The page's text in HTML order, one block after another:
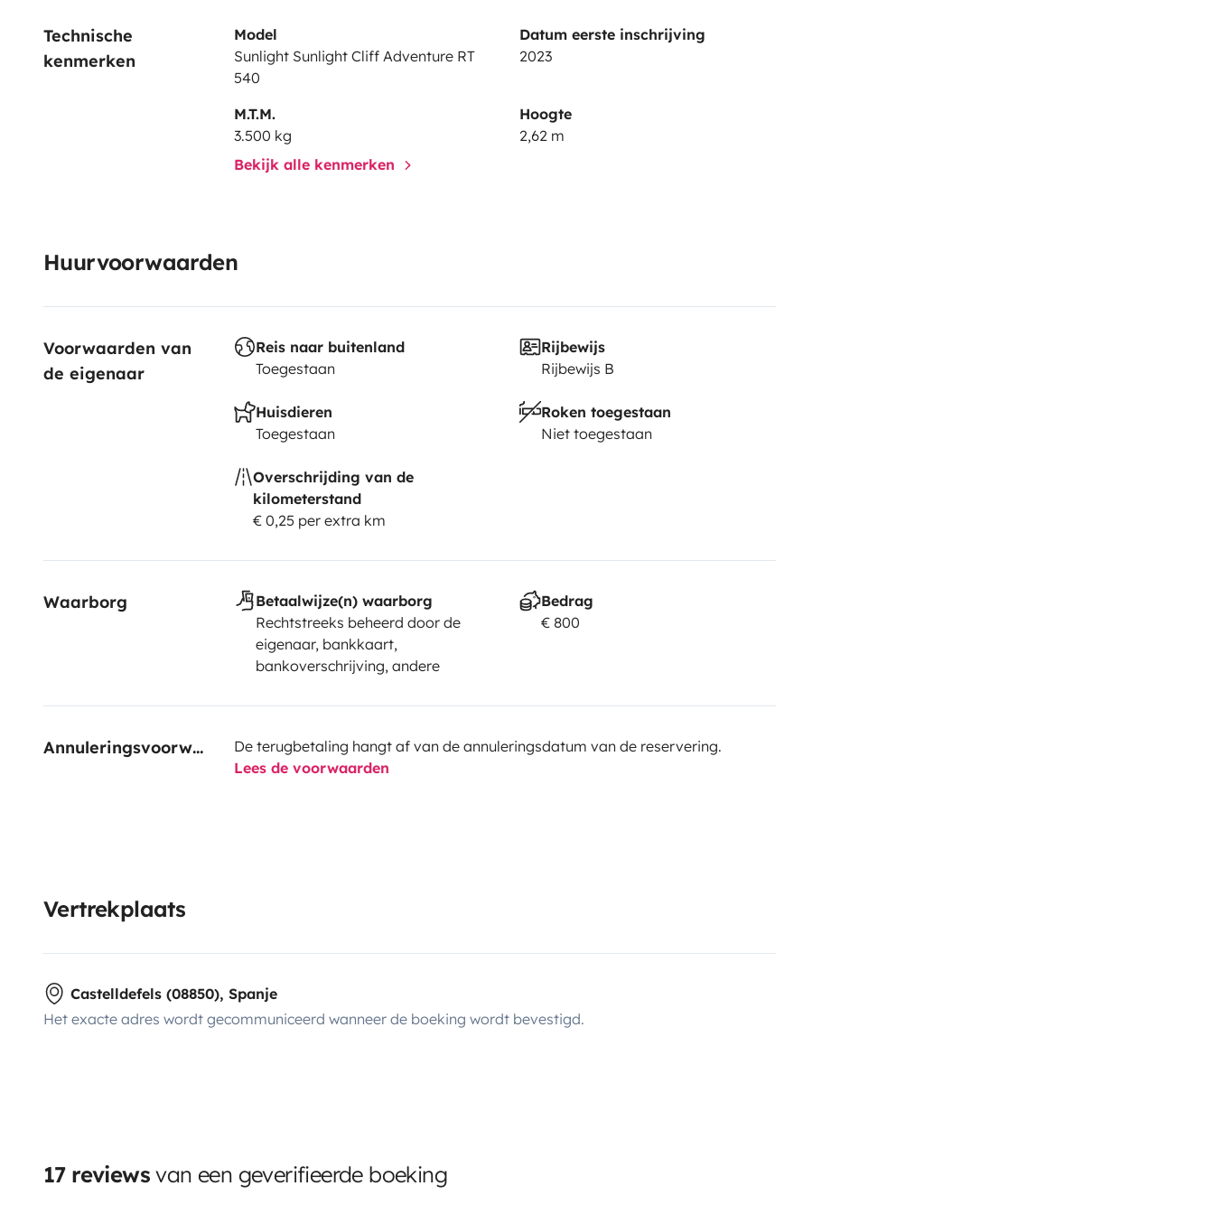
vehicle must be returned in the same clean condition. Otherwise, an additional
cleaning fee will be charged.
Technische
kenmerken
Model
Sunlight Sunlight Cliff Adventure RT
540
Datum eerste inschrijving
2023
M.T.M.
3.500 kg
Hoogte
2,62 m
Bekijk alle kenmerken
Huurvoorwaarden
Voorwaarden van
de eigenaar
Reis naar buitenland
Toegestaan
Rijbewijs
Rijbewijs B
Huisdieren
Toegestaan
Roken toegestaan
Niet toegestaan
Overschrijding van de
kilometerstand
€ 0,25 per extra km
Waarborg
Betaalwijze(n) waarborg
Rechtstreeks beheerd door de
eigenaar, bankkaart,
bankoverschrijving, andere
Bedrag
€ 800
Annuleringsvoorwaarden
De terugbetaling hangt af van de annuleringsdatum van de reservering.
Lees de voorwaarden
Vertrekplaats
Castelldefels (08850), Spanje
Het exacte adres wordt gecommuniceerd wanneer de boeking wordt bevestigd.
17 reviews van een geverifieerde boeking